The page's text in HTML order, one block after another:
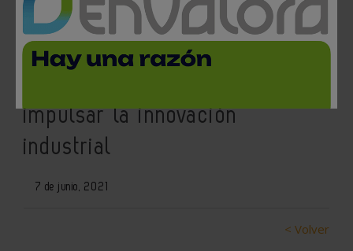
La primera feria y congreso
presencial en Cataluña de 2021
impulsar la innovación
industrial
7 de junio, 2021
< Volver